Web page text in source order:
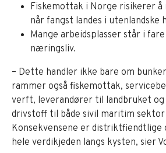
Fiskemottak i Norge risikerer å
når fangst landes i utenlandske
Mange arbeidsplasser står i
næringsliv.
– Dette handler ikke bare om
rammer også fiskemottak,
verft, leverandører til landbruket
drivstoff til både sivil maritim sektor
Konsekvensene er distriktfiendtlige
hele verdikjeden langs kysten, sier